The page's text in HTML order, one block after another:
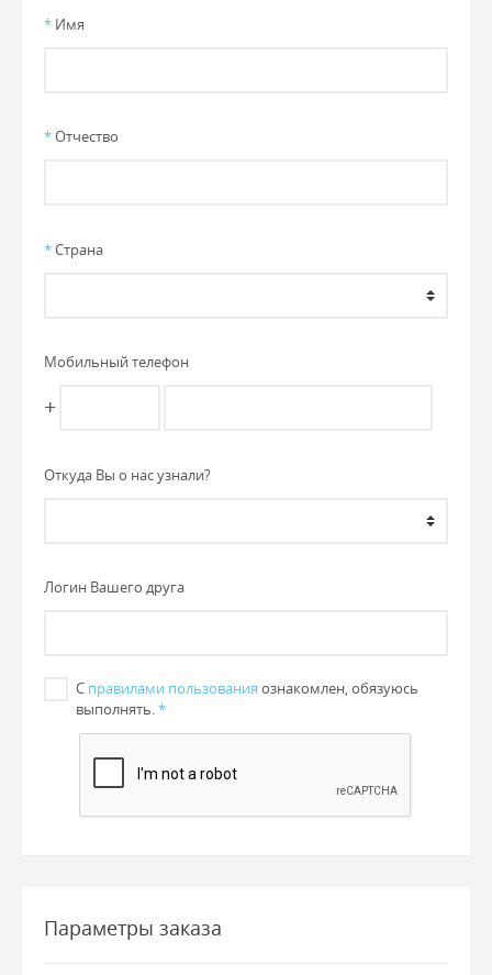
* Имя
*Отчество
*Страна
Мобильный телефон
+
Откуда Вы о нас узнали?
Логин Вашего друга
С правилами пользования ознакомлен, обязуюсь
выполнять.*
Параметры заказа